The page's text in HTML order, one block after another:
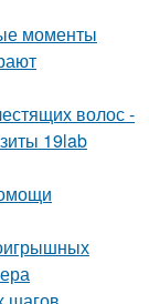
моменты
волос -
19lab